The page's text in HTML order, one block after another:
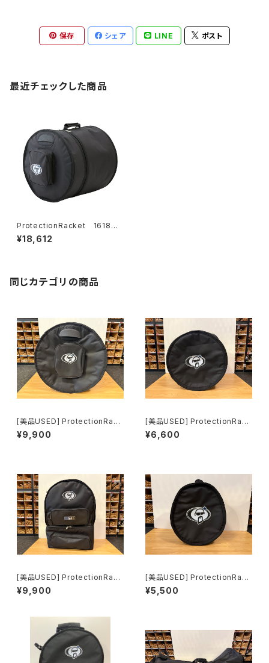
保存 シェア LINE ポスト
最近チェックした商品
ProtectionRacket 1618 1
8"×16" バスドラムケース
¥18,612
同じカテゴリの商品
[美品USED] ProtectionRack
et 16’’ｘ16’バスドラムケース L
PTR16BD16
¥9,900
[美品USED] ProtectionRack
et 14" ×14" フロアタムケース
2014-00
¥6,600
[美品USED] ProtectionRack
et 14’’ｘ6.5’’スネア＆ダブルフ
ットペダルケース TZ3016
¥9,900
[美品USED] ProtectionRack
et 10" ×7" タムケース 5107-1
0
¥5,500